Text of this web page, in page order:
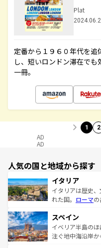
Plat
定番から１９６０年代を
し、短いロンドン滞在で
一冊。
1 2
AD
AD
人気の国と地域から探す
イタリア
イタリアは歴史
れた国。 ローマ
ろん、トスカー
景など、自然景
ピザやパスタな
スペイン
イベリア半島の
注ぐ地中海沿岸